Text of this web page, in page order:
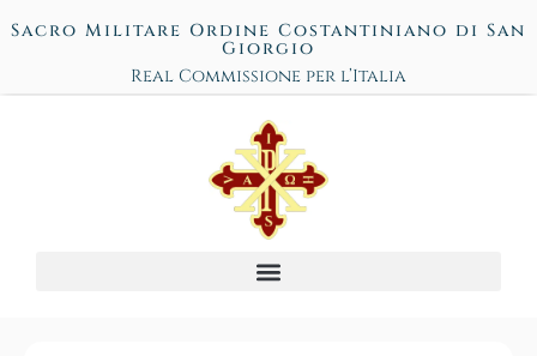
Sacro Militare Ordine Costantiniano di San
Giorgio
Real Commissione per l’Italia